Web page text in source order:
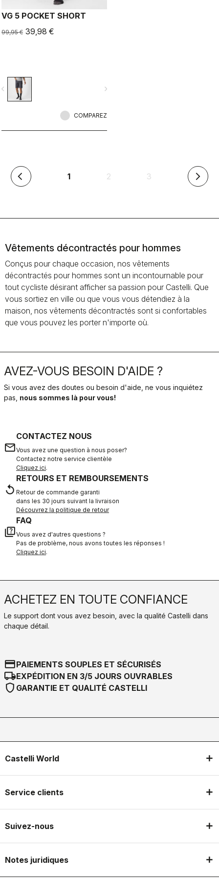
VG 5 POCKET SHORT
99,95 € 39,98 €
navigate_next
COMPAREZ
arrow_back_ios 1(en
2 3 arrow_forward_ios
Vêtements décontractés pour hommes
Conçus pour chaque occasion, nos vêtements
décontractés pour hommes sont un incontournable pour
tout cycliste désirant afficher sa passion pour Castelli. Que
vous sortiez en ville ou que vous vous détendiez à la
maison, nos vêtements décontractés sont si confortables
que vous pouvez les porter n'importe où.
AVEZ-VOUS BESOIN D'AIDE ?
Si vous avez des doutes ou besoin d'aide, ne vous inquiétez
pas, nous sommes là pour vous!
email
CONTACTEZ NOUS
Vous avez une question à nous poser?
Contactez notre service clientèle
Cliquez ici.
replay
RETOURS ET REMBOURSEMENTS
Retour de commande garanti
dans les 30 jours suivant la livraison
Découvrez la politique de retour
quiz
FAQ
Vous avez d'autres questions ?
Pas de problème, nous avons toutes les réponses !
Cliquez ici.
ACHETEZ EN TOUTE CONFIANCE
Le support dont vous avez besoin, avec la qualité Castelli dans
chaque détail.
credit_cardPAIEMENTS SOUPLES ET SÉCURISÉS
local_shippingEXPÉDITION EN 3/5 JOURS OUVRABLES
shield GARANTIE ET QUALITÉ CASTELLI
Castelli World
Service clients
Suivez-nous
Notes juridiques